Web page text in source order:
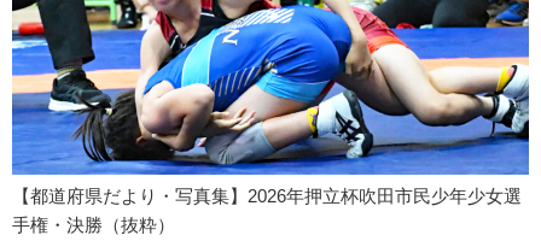
【都道府県だより・写真集】2026年押立杯吹田市民少年少女選
手権・決勝（抜粋）